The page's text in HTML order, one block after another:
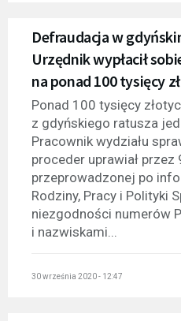
Defraudacja w
Urzędnik wypłacił
na ponad 100 tysięcy zł
Ponad 100 tysięcy
z gdyńskiego ratusza
Pracownik wydziału
proceder uprawiał przez
przeprowadzonej po
Rodziny, Pracy i Polityki
niezgodności numerów
i nazwiskami...
30 września 2020 - 12:47